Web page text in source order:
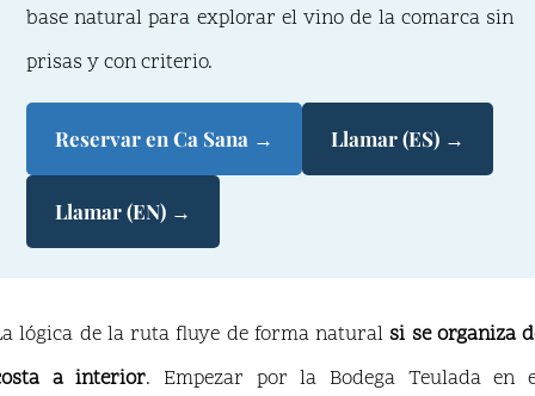
base natural para explorar el vino de la comarca sin
prisas y con criterio.
Reservar en Ca Sana → Llamar (ES) →
Llamar (EN) →
lógica de la ruta fluye de forma natural si se organiza
a interior. Empezar por la Bodega Teulada en